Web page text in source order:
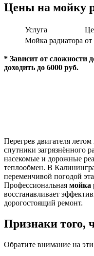
Цены на мойку
Услуга
Мойка радиатора от
* Зависит от сложности
доходить до 6000 руб.
Перегрев двигателя
спутники загрязнённого
насекомые и дорожные
теплообмен. В
переменчивой погодой
Профессиональная мойка
восстанавливает
дорогостоящий ремонт.
Признаки того,
Обратите внимание на